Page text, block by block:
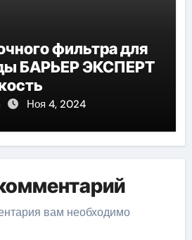
фильтра для
БАРЬЕР ЭКСПЕРТ
Ноя 4, 2024
вам необходимо